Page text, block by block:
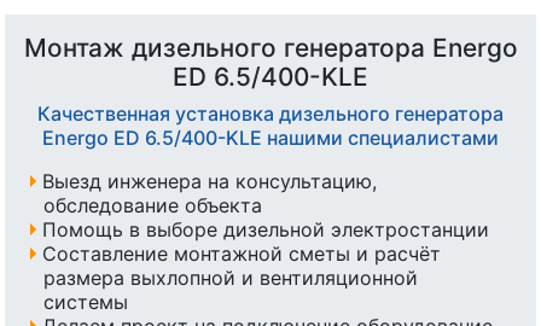
Монтаж дизельного генератора Energo
ED 6.5/400-KLE
Качественная установка дизельного генератора
Energo ED 6.5/400-KLE нашими специалистами
Выезд инженера на консультацию,
обследование объекта
Помощь в выборе дизельной электростанции
Составление монтажной сметы и расчёт
размера выхлопной и вентиляционной
системы